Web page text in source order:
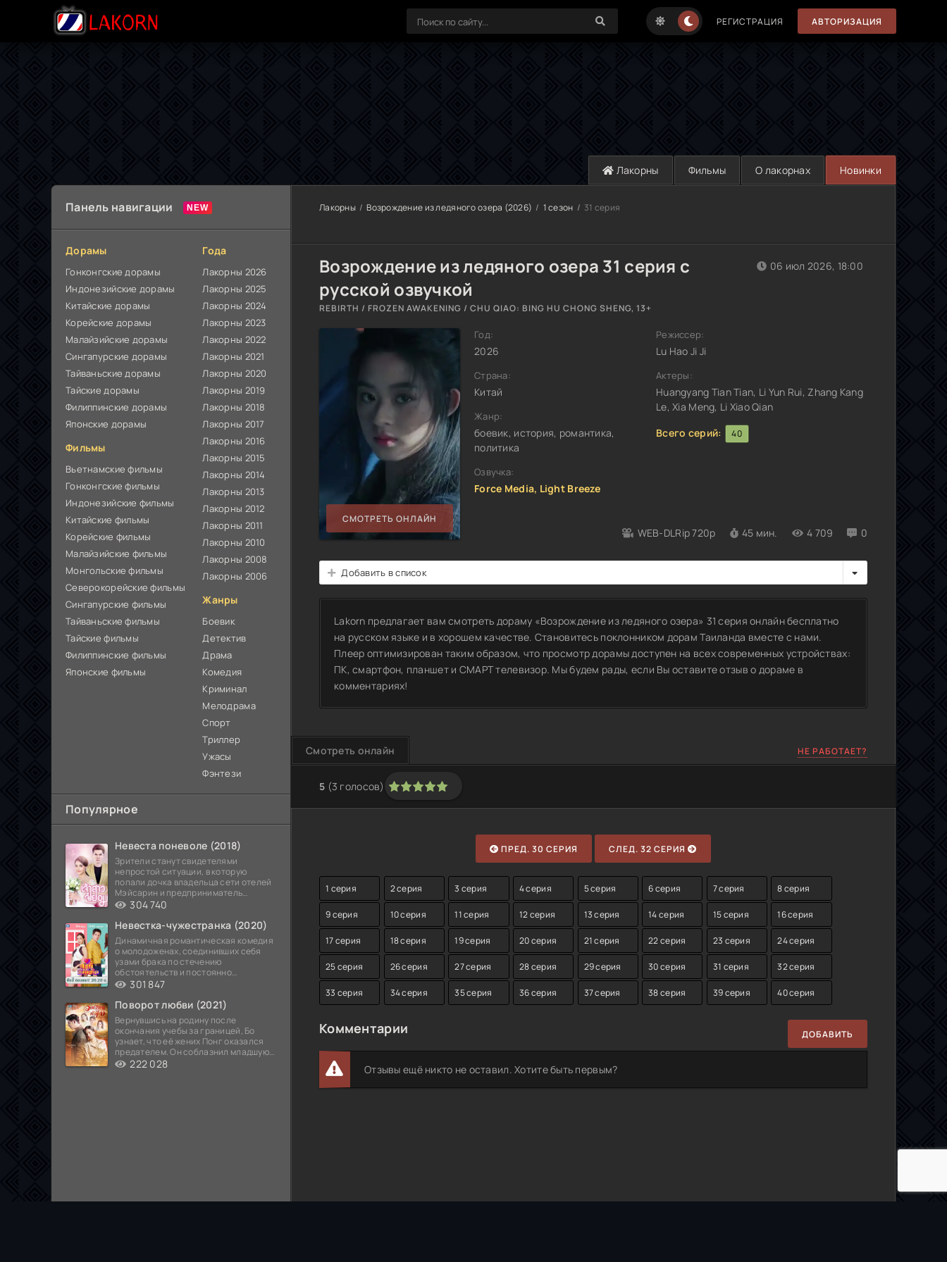
РЕГИСТРАЦИЯ АВТОРИЗАЦИЯ
Лакорны Фильмы О лакорнах Новинки
Панель навигации
Дорамы
Гонконгские дорамы
Индонезийские дорамы
Китайские дорамы
Корейские дорамы
Малайзийские дорамы
Сингапурские дорамы
Тайваньские дорамы
Тайские дорамы
Филиппинские дорамы
Японские дорамы
Фильмы
Вьетнамские фильмы
Гонконгские фильмы
Индонезийские фильмы
Китайские фильмы
Корейские фильмы
Малайзийские фильмы
Монгольские фильмы
Северокорейские фильмы
Сингапурские фильмы
Тайваньские фильмы
Тайские фильмы
Филиппинские фильмы
Японские фильмы
Года
Лакорны 2026
Лакорны 2025
Лакорны 2024
Лакорны 2023
Лакорны 2022
Лакорны 2021
Лакорны 2020
Лакорны 2019
Лакорны 2018
Лакорны 2017
Лакорны 2016
Лакорны 2015
Лакорны 2014
Лакорны 2013
Лакорны 2012
Лакорны 2011
Лакорны 2010
Лакорны 2008
Лакорны 2006
Жанры
Боевик
Детектив
Драма
Комедия
Криминал
Мелодрама
Спорт
Триллер
Ужасы
Фэнтези
Популярное
Невеста поневоле (2018)
Зрители станут свидетелями
непростой ситуации, в которую
попали дочка владельца сети отелей
Мэйсарин и предприниматель
Кетдэн. Обоих главных героев
304 740
Невестка-чужестранка (2020)
Динамичная романтическая комедия
о молодоженах, соединивших себя
узами брака по стечению
обстоятельств и постоянно
попадающих в курьезные ситуации...
301 847
Поворот любви (2021)
Вернувшись на родину после
окончания учебы за границей, Бо
узнает, что её жених Понг оказался
предателем. Он соблазнил младшую
сестру хозяина
222 028
Лакорны Возрождение из ледяного озера (2026) 1 сезон 31 серия
Возрождение из ледяного озера 31 серия с
русской озвучкой
REBIRTH / FROZEN AWAKENING / CHU QIAO: BING HU CHONG SHENG, 13+
СМОТРЕТЬ ОНЛАЙН
Год:
2026
Страна:
Китай
Жанр:
боевик, история, романтика,
политика
Озвучка:
Force Media, Light Breeze
WEB-DLRip 720p 45 мин. 4 709 0
06 июл 2026, 18:00
Режиссер:
Lu Hao Ji Ji
Актеры:
Huangyang Tian Tian, Li Yun Rui, Zhang Kang
Le, Xia Meng, Li Xiao Qian
Всего серий:
40
Добавить в список
Lakorn предлагает вам смотреть дораму «Возрождение из ледяного озера» 31 серия онлайн бесплатно
на русском языке и в хорошем качестве. Становитесь поклонником дорам Таиланда вместе с нами.
Плеер оптимизирован таким образом, что просмотр дорамы доступен на всех современных устройствах:
ПК, смартфон, планшет и СМАРТ телевизор. Мы будем рады, если Вы оставите отзыв о дораме в
комментариях!
Смотреть онлайн НЕ РАБОТАЕТ?
5 (3 голосов)
1 2 3 4 5
ПРЕД. 30 СЕРИЯ СЛЕД. 32 СЕРИЯ
1 серия 2 серия 3 серия 4 серия 5 серия 6 серия 7 серия 8 серия
9 серия 10 серия 11 серия 12 серия 13 серия 14 серия 15 серия 16 серия
17 серия 18 серия 19 серия 20 серия 21 серия 22 серия 23 серия 24 серия
25 серия 26 серия 27 серия 28 серия 29 серия 30 серия 31 серия 32 серия
33 серия 34 серия 35 серия 36 серия 37 серия 38 серия 39 серия 40 серия
Комментарии ДОБАВИТЬ
Отзывы ещё никто не оставил. Хотите быть первым?